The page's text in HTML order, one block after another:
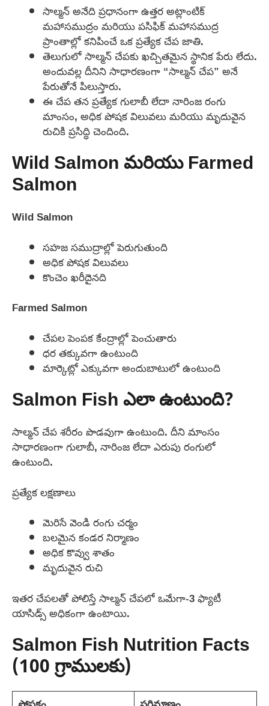
సాల్మన్ అనేది ప్రధానంగా ఉత్తర అట్లాంటిక్
మహాసముద్రం మరియు పసిఫిక్ మహాసముద్ర
ప్రాంతాల్లో కనిపించే ఒక ప్రత్యేక చేప జాతి.
తెలుగులో సాల్మన్ చేపకు ఖచ్చితమైన స్థానిక పేరు లేదు.
అందువల్ల దీనిని సాధారణంగా “సాల్మన్ చేప” అనే
పేరుతోనే పిలుస్తారు.
ఈ చేప తన ప్రత్యేక గులాబీ లేదా నారింజ రంగు
మాంసం, అధిక పోషక విలువలు మరియు మృదువైన
రుచికి ప్రసిద్ధి చెందింది.
Wild Salmon మరియు Farmed
Salmon
Wild Salmon
సహజ సముద్రాల్లో పెరుగుతుంది
అధిక పోషక విలువలు
కొంచెం ఖరీదైనది
Farmed Salmon
చేపల పెంపక కేంద్రాల్లో పెంచుతారు
ధర తక్కువగా ఉంటుంది
మార్కెట్లో ఎక్కువగా అందుబాటులో ఉంటుంది
Salmon Fish ఎలా ఉంటుంది?
సాల్మన్ చేప శరీరం పొడవుగా ఉంటుంది. దీని మాంసం
సాధారణంగా గులాబీ, నారింజ లేదా ఎరుపు రంగులో
ఉంటుంది.
ప్రత్యేక లక్షణాలు
మెరిసే వెండి రంగు చర్మం
బలమైన కండర నిర్మాణం
అధిక కొవ్వు శాతం
మృదువైన రుచి
ఇతర చేపలతో పోలిస్తే సాల్మన్ చేపలో ఒమేగా-3 ఫ్యాటీ
యాసిడ్స్ అధికంగా ఉంటాయి.
Salmon Fish Nutrition Facts
(100 గ్రాములకు)